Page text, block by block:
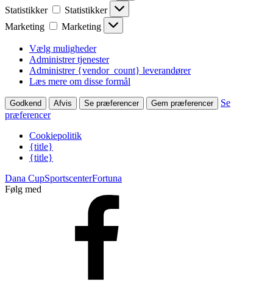
Statistikker
Statistikker
Marketing
Marketing
Vælg muligheder
Administrer tjenester
Administrer {vendor_count} leverandører
Læs mere om disse formål
Godkend Afvis Se præferencer Gem præferencer
Se
præferencer
Cookiepolitik
{title}
{title}
Dana CupSportscenterFortuna
Følg med